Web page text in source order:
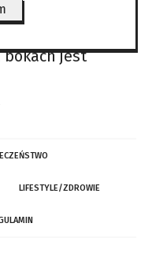
testowano
I tu
bokach jest
LIFESTYLE/ZDROWIE